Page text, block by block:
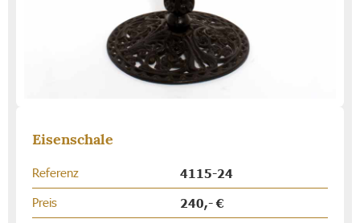
Eisenschale
Referenz 4115-24
Preis 240,- €